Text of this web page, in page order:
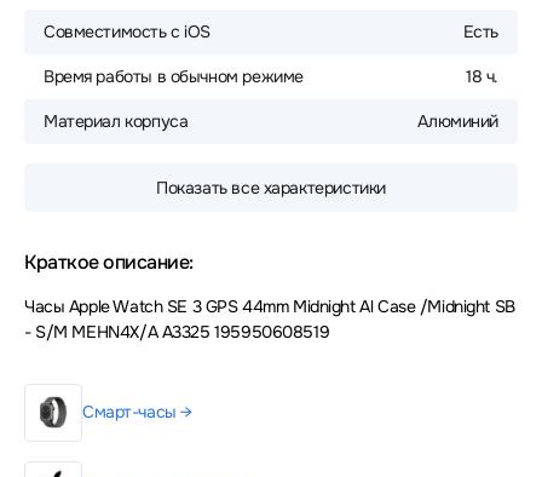
Совместимость с iOS Есть
Время работы в обычном режиме 18 ч.
Материал корпуса Алюминий
Показать все характеристики
Краткое описание:
Часы Apple Watch SE 3 GPS 44mm Midnight Al Case /Midnight SB
- S/M MEHN4X/A A3325 195950608519
Смарт-часы →